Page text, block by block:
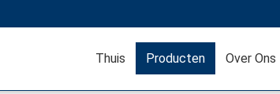
Thuis Producten Over Ons